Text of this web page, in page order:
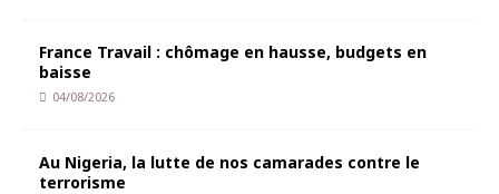
France Travail : chômage en hausse, budgets en
baisse
04/08/2026
Au Nigeria, la lutte de nos camarades contre le
terrorisme